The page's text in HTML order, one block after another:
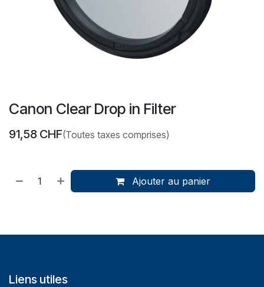
Canon Clear Drop in Filter
91,58 CHF(Toutes taxes comprises)
Ajouter au panier
Liens utiles